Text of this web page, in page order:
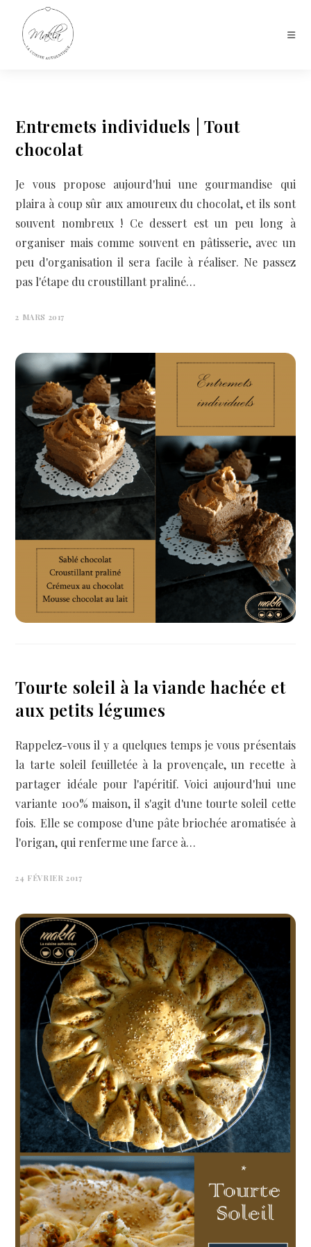
Entremets individuels | Tout
chocolat
Je vous propose aujourd'hui une gourmandise qui
plaira à coup sûr aux amoureux du chocolat, et ils sont
souvent nombreux ! Ce dessert est un peu long à
organiser mais comme souvent en pâtisserie, avec un
peu d'organisation il sera facile à réaliser. Ne passez
pas l'étape du croustillant praliné…
2 MARS 2017
Tourte soleil à la viande hachée et
aux petits légumes
Rappelez-vous il y a quelques temps je vous présentais
la tarte soleil feuilletée à la provençale, un recette à
partager idéale pour l'apéritif. Voici aujourd'hui une
variante 100% maison, il s'agit d'une tourte soleil cette
fois. Elle se compose d'une pâte briochée aromatisée à
l'origan, qui renferme une farce à…
24 FÉVRIER 2017